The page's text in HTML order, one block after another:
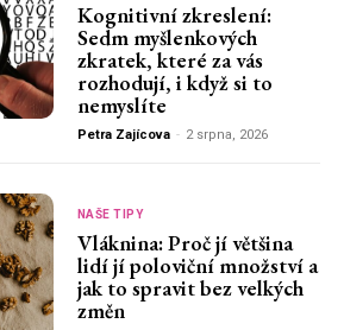
Kognitivní zkreslení:
Sedm myšlenkových
zkratek, které za vás
rozhodují, i když si to
nemyslíte
Petra Zajícova - 2 srpna, 2026
NAŠE TIPY
Vláknina: Proč jí většina
lidí jí poloviční množství a
jak to spravit bez velkých
změn